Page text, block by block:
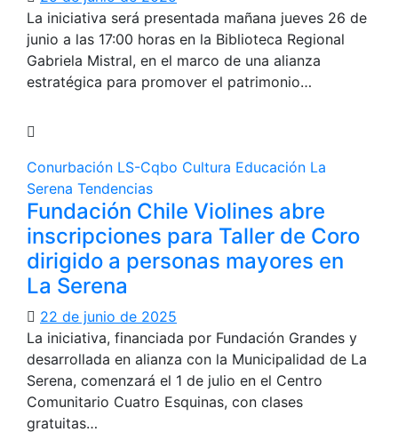
La iniciativa será presentada mañana jueves 26 de
junio a las 17:00 horas en la Biblioteca Regional
Gabriela Mistral, en el marco de una alianza
estratégica para promover el patrimonio…
Conurbación LS-Cqbo Cultura Educación La
Serena Tendencias
Fundación Chile Violines abre
inscripciones para Taller de Coro
dirigido a personas mayores en
La Serena
22 de junio de 2025
La iniciativa, financiada por Fundación Grandes y
desarrollada en alianza con la Municipalidad de La
Serena, comenzará el 1 de julio en el Centro
Comunitario Cuatro Esquinas, con clases
gratuitas…